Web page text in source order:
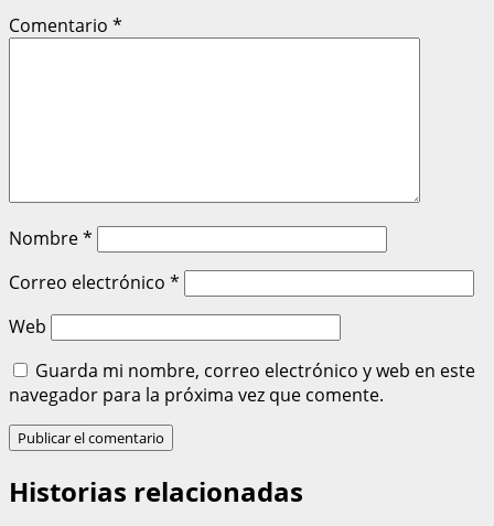
Comentario *
Nombre*
Correo electrónico *
Web
Guarda mi nombre, correo electrónico y web en este
navegador para la próxima vez que comente.
Historias relacionadas